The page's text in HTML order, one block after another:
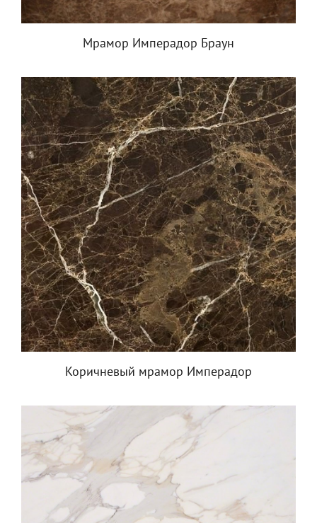
Мрамор Имперадор Браун
Коричневый мрамор Имперадор